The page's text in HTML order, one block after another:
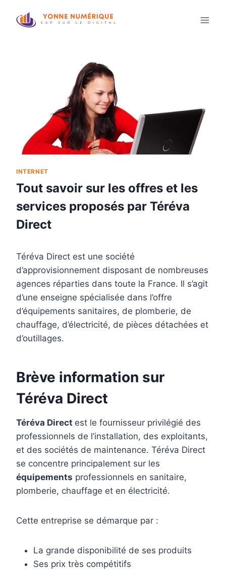
INTERNET
Tout savoir sur les offres et les
services proposés par Téréva
Direct
Téréva Direct est une société
d’approvisionnement disposant de nombreuses
agences réparties dans toute la France. Il s’agit
d’une enseigne spécialisée dans l’offre
d’équipements sanitaires, de plomberie, de
chauffage, d’électricité, de pièces détachées et
d’outillages.
Brève information sur
Téréva Direct
Téréva Direct est le fournisseur privilégié des
professionnels de l’installation, des exploitants,
et des sociétés de maintenance. Téréva Direct
se concentre principalement sur les
équipements professionnels en sanitaire,
plomberie, chauffage et en électricité.
Cette entreprise se démarque par :
La grande disponibilité de ses produits
Ses prix très compétitifs